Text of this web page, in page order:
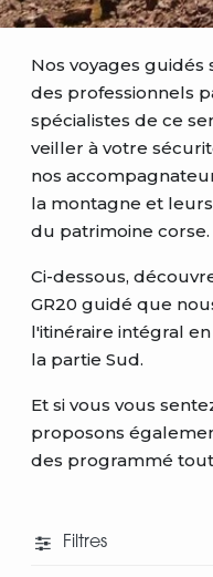
Nos voyages guidés
des professionnels
spécialistes de ce
veiller à votre
nos
la montagne et
du patrimoine corse.
Ci-dessous,
GR20 guidé que
l'itinéraire intégral
la partie Sud.
Et si vous vous
proposons
des programmé
Filtres